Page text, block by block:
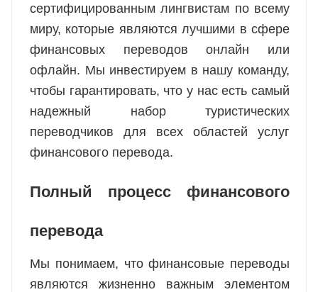
сертифицированным лингвистам по всему
миру, которые являются лучшими в сфере
финансовых переводов онлайн или
офлайн. Мы инвестируем в нашу команду,
чтобы гарантировать, что у нас есть самый
надежный набор туристических
переводчиков для всех областей услуг
финансового перевода.
Полный процесс финансового
перевода
Мы понимаем, что финансовые переводы
являются жизненно важным элементом